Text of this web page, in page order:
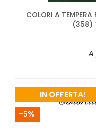
COLORI A TEMPERA
(358)
A
IN OFFERTA!
-5%